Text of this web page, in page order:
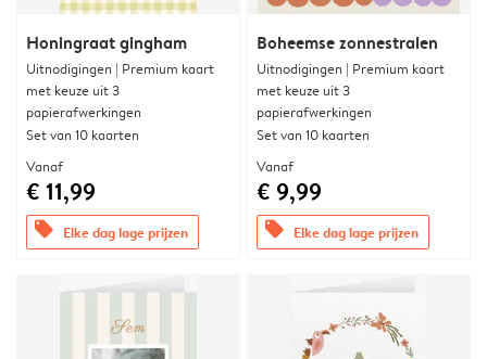
Honingraat gingham
Uitnodigingen | Premium kaart
met keuze uit 3
papierafwerkingen
Set van 10 kaarten
Vanaf
€ 11,99
offers Elke dag lage prijzen
Boheemse zonnestralen
Uitnodigingen | Premium kaart
met keuze uit 3
papierafwerkingen
Set van 10 kaarten
Vanaf
€ 9,99
offers Elke dag lage prijzen